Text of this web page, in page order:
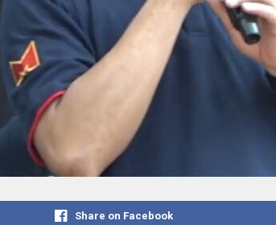
Share on Facebook